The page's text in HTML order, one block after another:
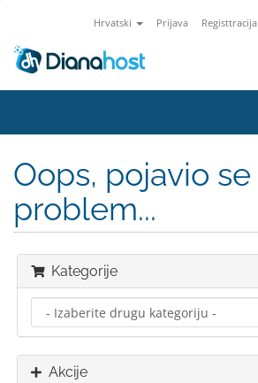
Hrvatski Prijava Registtracija
Oops, pojavio se
problem...
Kategorije
Akcije